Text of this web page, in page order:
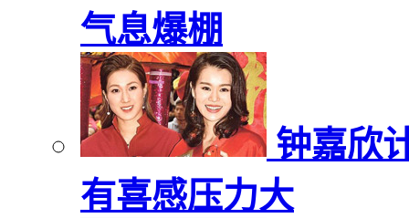
气息爆棚
钟嘉欣
有喜感压力大